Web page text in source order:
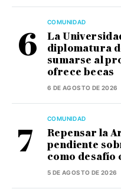
COMUNIDAD
La
diplomatura
sumarse al
ofrece becas
6 DE AGOSTO DE 2026
COMUNIDAD
Repensar la
pendiente
como desafío
5 DE AGOSTO DE 2026